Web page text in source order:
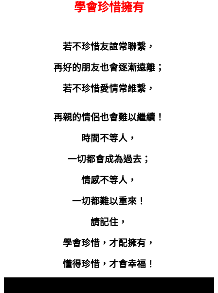
學會珍惜擁有
若不珍惜友誼常聯繫，
再好的朋友也會逐漸遠離；
若不珍惜愛情常維繫，
再親的情侶也會難以繼續！
時間不等人，
一切都會成為過去；
情感不等人，
一切都難以重來！
請記住，
學會珍惜，才配擁有，
懂得珍惜，才會幸福！